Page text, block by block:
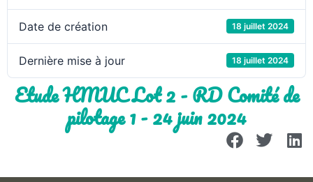
Date de création 18 juillet 2024
Dernière mise à jour 18 juillet 2024
Etude HMUC Lot 2 - RD Comité de
pilotage 1 - 24 juin 2024